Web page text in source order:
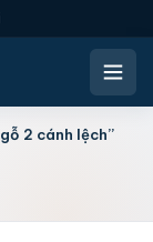
2 cánh lệch”